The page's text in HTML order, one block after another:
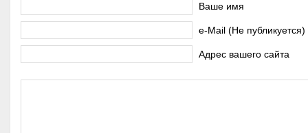
Ваше имя
e-Mail (Не публикуется)
Адрес вашего сайта